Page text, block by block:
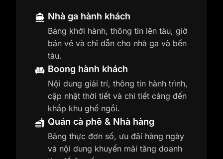
Nhà ga hành khách
Bảng khởi hành, thông tin lên tàu, giờ
bán vé và chỉ dẫn cho nhà ga và bến
tàu.
Boong hành khách
Nội dung giải trí, thông tin hành trình,
cập nhật thời tiết và chi tiết cảng đến
khắp khu ghế ngồi.
Quán cà phê & Nhà hàng
Bảng thực đơn số, ưu đãi hàng ngày
và nội dung khuyến mãi tăng doanh